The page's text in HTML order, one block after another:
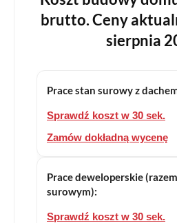
brutto. Ceny
sierpnia
Prace stan surowy z
Sprawdź koszt w 30 sek.
Zamów dokładną wycenę
Prace deweloperskie
surowym):
Sprawdź koszt w 30 sek.